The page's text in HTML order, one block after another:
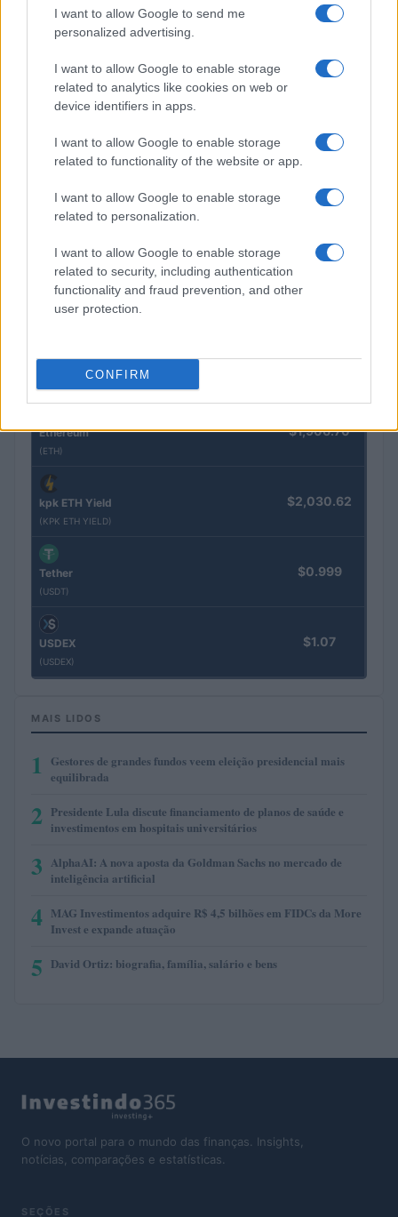
I want to allow Google to send me
personalized advertising.
I want to allow Google to enable storage
related to analytics like cookies on web or
device identifiers in apps.
I want to allow Google to enable storage
related to functionality of the website or app.
I want to allow Google to enable storage
related to personalization.
I want to allow Google to enable storage
related to security, including authentication
functionality and fraud prevention, and other
user protection.
CONFIRM
Kinza Babylon Staked BTC
(KBTC)
$83,270.00
Eureka Bridged PAX Gold (Terra
(PAXG)
$4,205.78
$0.022
kpk ETH Prime
SyBTC
(SYBTC)
$85,763.00
Bitcoin $64,659.00
Ethereum
(ETH)
$1,906.70
kpk ETH Yield
(KPK ETH YIELD)
$2,030.62
Tether
(USDT)
$0.999
USDEX
(USDEX)
$1.07
MAIS LIDOS
1
Gestores de grandes fundos veem eleição presidencial mais
equilibrada
2 Presidente Lula discute financiamento de planos de saúde e
investimentos em hospitais universitários
3 AlphaAI: A nova aposta da Goldman Sachs no mercado de
inteligência artificial
4 MAG Investimentos adquire R$ 4,5 bilhões em FIDCs da More
Invest e expande atuação
5 David Ortiz: biografia, família, salário e bens
O novo portal para o mundo das finanças. Insights,
notícias, comparações e estatísticas.
SEÇÕES